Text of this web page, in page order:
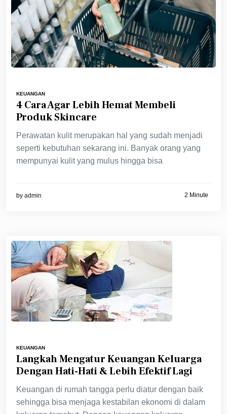
KEUANGAN
4 Cara Agar Lebih Hemat Membeli
Produk Skincare
Perawatan kulit merupakan hal yang sudah menjadi
seperti kebutuhan sekarang ini. Banyak orang yang
mempunyai kulit yang mulus hingga bisa
by admin 2 Minute
KEUANGAN
Langkah Mengatur Keuangan Keluarga
Dengan Hati-Hati & Lebih Efektif Lagi
Keuangan di rumah tangga perlu diatur dengan baik
sehingga bisa menjaga kestabilan ekonomi di dalam